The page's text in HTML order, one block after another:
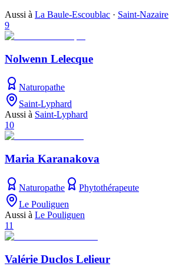
Aussi à La Baule-Escoublac · Saint-Nazaire
9
Nolwenn Lelecque
Naturopathe
Saint-Lyphard
Aussi à Saint-Lyphard
10
Maria Karanakova
Naturopathe
Phytothérapeute
Le Pouliguen
Aussi à Le Pouliguen
11
Valérie Duclos Lelieur